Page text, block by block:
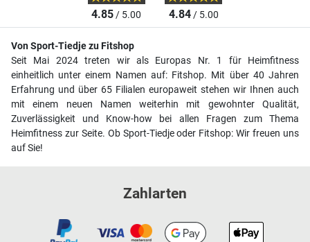
4.85/ 5.00 4.84/ 5.00
Von Sport-Tiedje zu Fitshop
Seit Mai 2024 treten wir als Europas Nr. 1 für Heimfitness
einheitlich unter einem Namen auf: Fitshop. Mit über 40 Jahren
Erfahrung und über 65 Filialen europaweit stehen wir Ihnen auch
mit einem neuen Namen weiterhin mit gewohnter Qualität,
Zuverlässigkeit und Know-how bei allen Fragen zum Thema
Heimfitness zur Seite. Ob Sport-Tiedje oder Fitshop: Wir freuen uns
auf Sie!
Zahlarten